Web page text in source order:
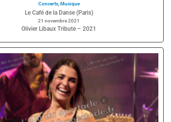
Concerts, Musique
Le Café de la Danse (Paris)
21 novembre 2021
Olivier Libaux Tribute – 2021